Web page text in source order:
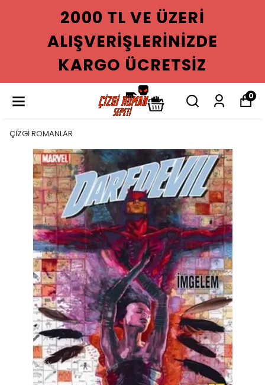
2000 TL VE ÜZERI
ALIŞVERIŞLERINIZDE
KARGO ÜCRETSIZ
0
ÇİZGİ ROMANLAR